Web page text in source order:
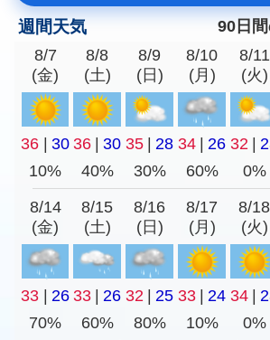
週間天気
90日
8/7
(金)
8/8
(土)
8/9
(日)
8/10
(月)
8/11
(火)
36 | 30 36 | 30 35 | 28 34 | 26 32 |
10%
40% 30% 60% 0%
8/14
(金)
8/15
(土)
8/16
(日)
8/17
(月)
8/18
(火)
33 | 26 33 | 26 32 | 25 33 | 24 34 |
70%
60% 80% 10% 0%